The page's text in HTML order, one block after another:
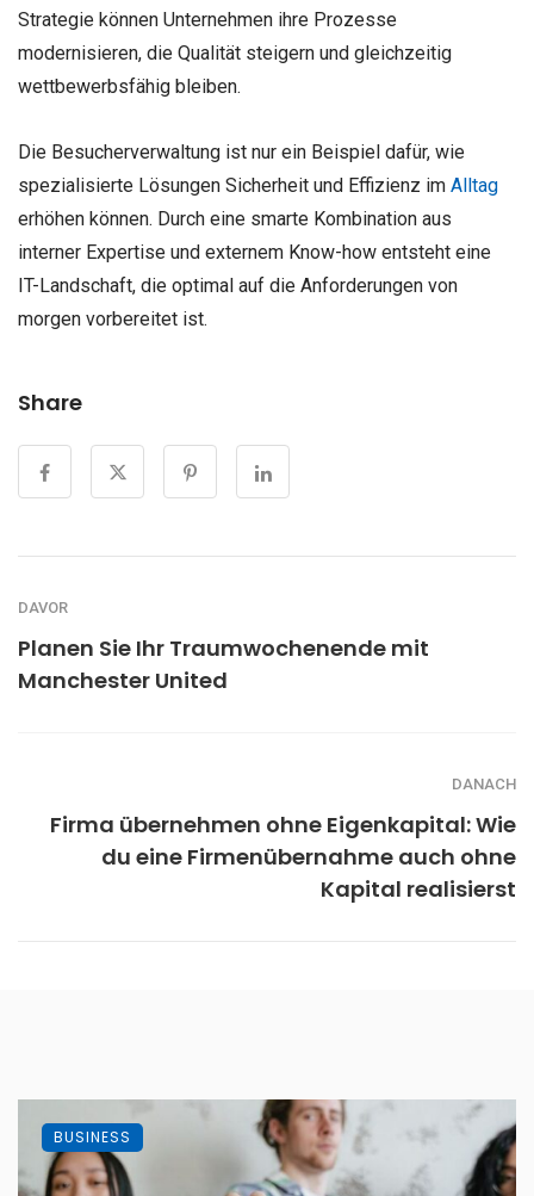
Strategie können Unternehmen ihre Prozesse
modernisieren, die Qualität steigern und gleichzeitig
wettbewerbsfähig bleiben.
Die Besucherverwaltung ist nur ein Beispiel dafür, wie
spezialisierte Lösungen Sicherheit und Effizienz im Alltag
erhöhen können. Durch eine smarte Kombination aus
interner Expertise und externem Know-how entsteht eine
IT-Landschaft, die optimal auf die Anforderungen von
morgen vorbereitet ist.
Share
DAVOR
Planen Sie Ihr Traumwochenende mit
Manchester United
DANACH
Firma übernehmen ohne Eigenkapital: Wie
du eine Firmenübernahme auch ohne
Kapital realisierst
BUSINESS